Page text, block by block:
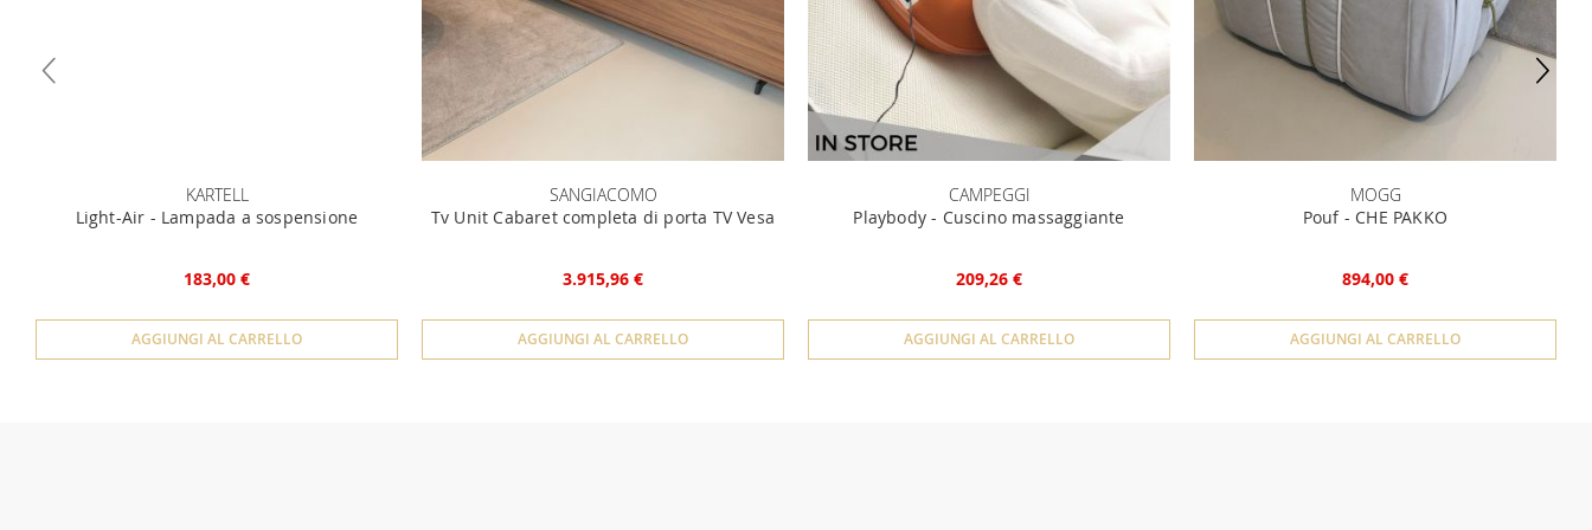
KARTELL
Light-Air - Lampada a sospensione
183,00 €
AGGIUNGI AL CARRELLO
SANGIACOMO
Tv Unit Cabaret completa di porta TV Vesa
3.915,96 €
AGGIUNGI AL CARRELLO
CAMPEGGI
Playbody - Cuscino massaggiante
209,26 €
AGGIUNGI AL CARRELLO
MOGG
Pouf - CHE PAKKO
894,00 €
AGGIUNGI AL CARRELLO